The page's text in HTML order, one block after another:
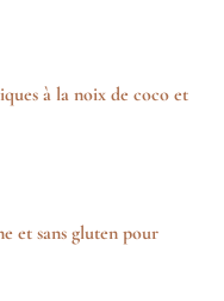
à la noix de coco et
et sans gluten pour